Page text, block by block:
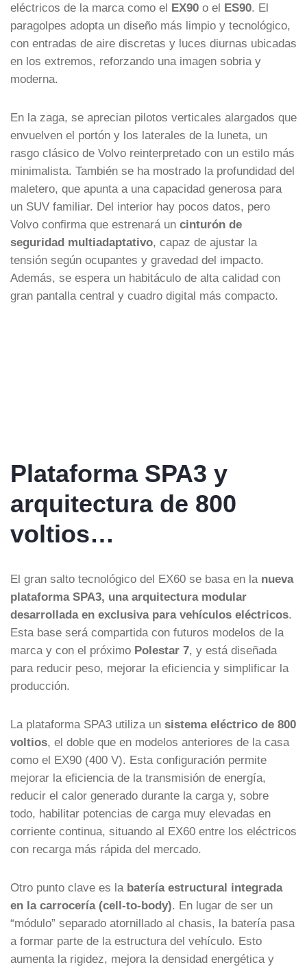
eléctricos de la marca como el EX90 o el ES90. El
paragolpes adopta un diseño más limpio y tecnológico,
con entradas de aire discretas y luces diurnas ubicadas
en los extremos, reforzando una imagen sobria y
moderna.
En la zaga, se aprecian pilotos verticales alargados que
envuelven el portón y los laterales de la luneta, un
rasgo clásico de Volvo reinterpretado con un estilo más
minimalista. También se ha mostrado la profundidad del
maletero, que apunta a una capacidad generosa para
un SUV familiar. Del interior hay pocos datos, pero
Volvo confirma que estrenará un cinturón de
seguridad multiadaptativo, capaz de ajustar la
tensión según ocupantes y gravedad del impacto.
Además, se espera un habitáculo de alta calidad con
gran pantalla central y cuadro digital más compacto.
Plataforma SPA3 y
arquitectura de 800
voltios…
El gran salto tecnológico del EX60 se basa en la nueva
plataforma SPA3, una arquitectura modular
desarrollada en exclusiva para vehículos eléctricos.
Esta base será compartida con futuros modelos de la
marca y con el próximo Polestar 7, y está diseñada
para reducir peso, mejorar la eficiencia y simplificar la
producción.
La plataforma SPA3 utiliza un sistema eléctrico de 800
voltios, el doble que en modelos anteriores de la casa
como el EX90 (400 V). Esta configuración permite
mejorar la eficiencia de la transmisión de energía,
reducir el calor generado durante la carga y, sobre
todo, habilitar potencias de carga muy elevadas en
corriente continua, situando al EX60 entre los eléctricos
con recarga más rápida del mercado.
Otro punto clave es la batería estructural integrada
en la carrocería (cell-to-body). En lugar de ser un
“módulo” separado atornillado al chasis, la batería pasa
a formar parte de la estructura del vehículo. Esto
aumenta la rigidez, mejora la densidad energética y